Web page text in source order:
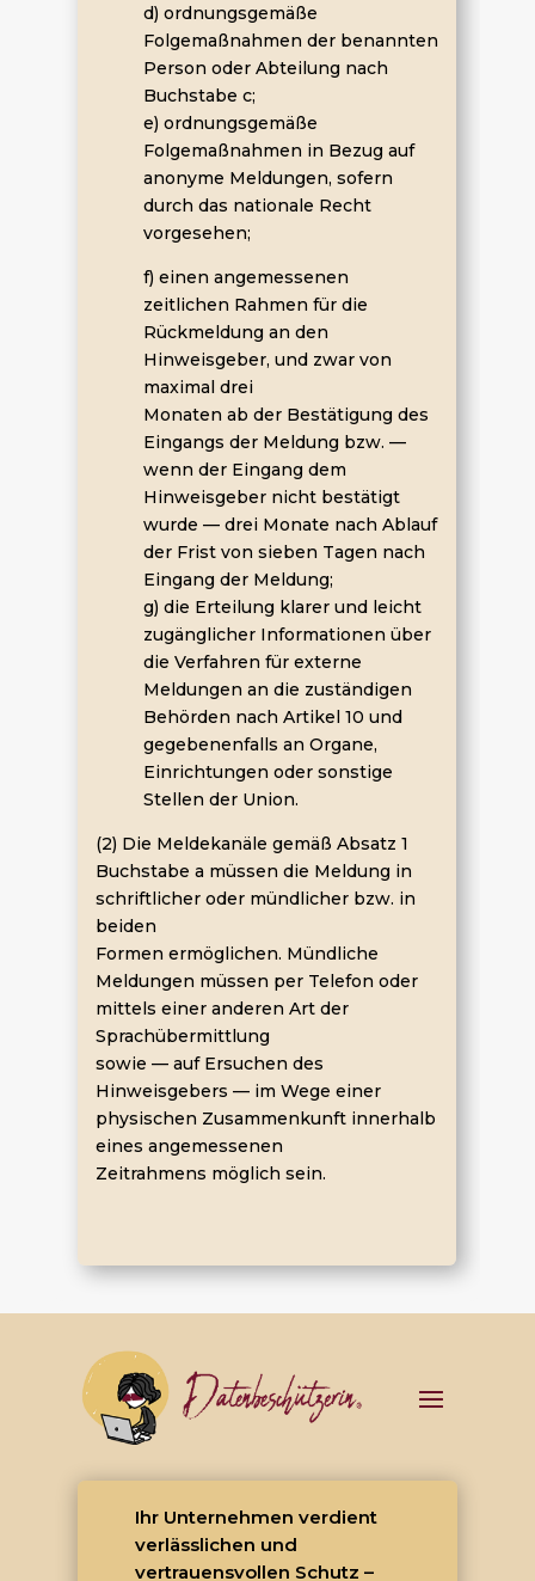
d) ordnungsgemäße
Folgemaßnahmen der benannten
Person oder Abteilung nach
Buchstabe c;
e) ordnungsgemäße
Folgemaßnahmen in Bezug auf
anonyme Meldungen, sofern
durch das nationale Recht
vorgesehen;
f) einen angemessenen
zeitlichen Rahmen für die
Rückmeldung an den
Hinweisgeber, und zwar von
maximal drei
Monaten ab der Bestätigung des
Eingangs der Meldung bzw. —
wenn der Eingang dem
Hinweisgeber nicht bestätigt
wurde — drei Monate nach Ablauf
der Frist von sieben Tagen nach
Eingang der Meldung;
g) die Erteilung klarer und leicht
zugänglicher Informationen über
die Verfahren für externe
Meldungen an die zuständigen
Behörden nach Artikel 10 und
gegebenenfalls an Organe,
Einrichtungen oder sonstige
Stellen der Union.
(2) Die Meldekanäle gemäß Absatz 1
Buchstabe a müssen die Meldung in
schriftlicher oder mündlicher bzw. in
beiden
Formen ermöglichen. Mündliche
Meldungen müssen per Telefon oder
mittels einer anderen Art der
Sprachübermittlung
sowie — auf Ersuchen des
Hinweisgebers — im Wege einer
physischen Zusammenkunft innerhalb
eines angemessenen
Zeitrahmens möglich sein.
Ihr Unternehmen verdient
verlässlichen und
vertrauensvollen Schutz –